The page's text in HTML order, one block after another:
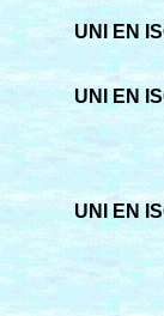
UNI EN
UNI EN
UNI EN